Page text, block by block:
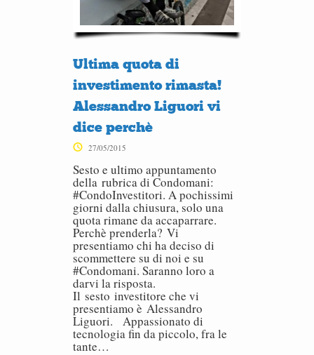
Ultima quota di
investimento rimasta!
Alessandro Liguori vi
dice perchè
27/05/2015
Sesto e ultimo appuntamento
della rubrica di Condomani:
#CondoInvestitori. A pochissimi
giorni dalla chiusura, solo una
quota rimane da accaparrare.
Perchè prenderla? Vi
presentiamo chi ha deciso di
scommettere su di noi e su
#Condomani. Saranno loro a
darvi la risposta.
Il sesto investitore che vi
presentiamo è Alessandro
Liguori. Appassionato di
tecnologia fin da piccolo, fra le
tante…